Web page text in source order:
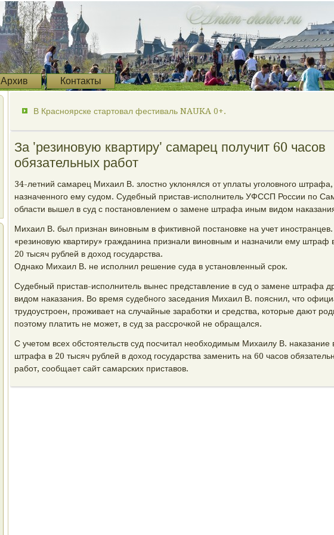
Архив Контакты
В Красноярске стартовал фестиваль NAUKA 0+.
За 'резиновую квартиру' самарец получит 60 часов
обязательных работ
34-летний самарец Михаил В. злостно уклонялся от уплаты уголовного штрафа,
назначенного ему судом. Судебный пристав-исполнитель УФССП России по
области вышел в суд с постановлением о замене штрафа иным видом
Михаил В. был признан виновным в фиктивной постановке на учет
«резиновую квартиру» гражданина признали виновным и назначили ему штраф
20 тысяч рублей в доход государства.
Однако Михаил В. не исполнил решение суда в установленный срок.
Судебный пристав-исполнитель вынес представление в суд о замене штрафа
видом наказания. Во время судебного заседания Михаил В. пояснил, что
трудоустроен, проживает на случайные заработки и средства, которые дают
поэтому платить не может, в суд за рассрочкой не обращался.
С учетом всех обстоятельств суд посчитал необходимым Михаилу В. наказание
штрафа в 20 тысяч рублей в доход государства заменить на 60 часов
работ, сообщает сайт самарских приставов.